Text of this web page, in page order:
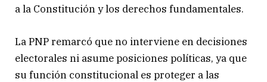
a la Constitución y los derechos fundamentales.
La PNP remarcó que no interviene en decisiones
electorales ni asume posiciones políticas, ya que
su función constitucional es proteger a las